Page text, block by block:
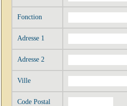
Fonction
Adresse 1
Adresse 2
Ville
Code Postal